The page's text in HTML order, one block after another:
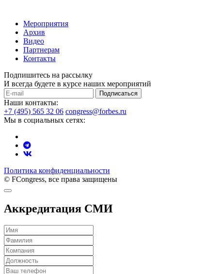
Мероприятия
Архив
Видео
Партнерам
Контакты
Подпишитесь на рассылку
И всегда будете в курсе наших мероприятий
Подписаться
Наши контакты:
+7 (495) 565 32 06 congress@forbes.ru
Мы в социальных сетях:
Политика конфиденциальности
© FCongress, все права защищены
Аккредитация СМИ